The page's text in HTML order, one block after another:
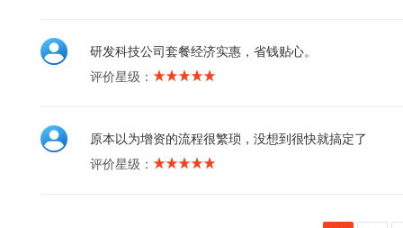
研发科技公司套餐经济实惠，省钱贴心。
评价星级：
原本以为增资的流程很繁琐，没想到很快就搞定了
评价星级：